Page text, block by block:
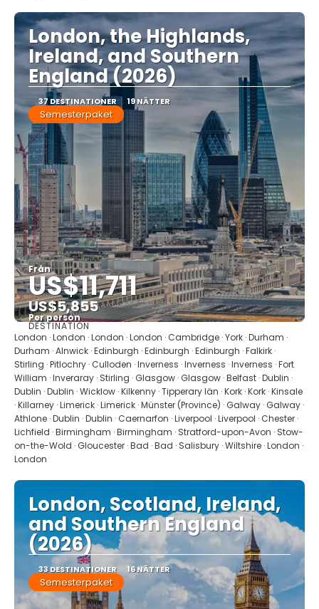
London, the Highlands,
Ireland, and Southern
England (2026)
37 DESTINATIONER 19 NÄTTER
Semesterpaket
Från
US$11,711
US$5,855
Per person
Se
DESTINATION
London · London · London · London · Cambridge · York · Durham ·
Durham · Alnwick · Edinburgh · Edinburgh · Edinburgh · Falkirk ·
Stirling · Pitlochry · Culloden · Inverness · Inverness · Inverness · Fort
William · Inveraray · Stirling · Glasgow · Glasgow · Belfast · Dublin ·
Dublin · Dublin · Wicklow · Kilkenny · Tipperary län · Kork · Kork · Kinsale
· Killarney · Limerick · Limerick · Münster (Province) · Galway · Galway ·
Athlone · Dublin · Dublin · Caernarfon · Liverpool · Liverpool · Chester ·
Lichfield · Birmingham · Birmingham · Stratford-upon-Avon · Stow-
on-the-Wold · Gloucester · Bad · Bad · Salisbury · Wiltshire · London ·
London
London, Scotland, Ireland,
and Southern England
(2026)
33 DESTINATIONER 16 NÄTTER
Semesterpaket